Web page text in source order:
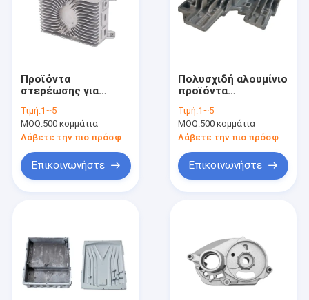
Προϊόντα
στερέωσης για
εξοπλισμούς από
αλουμίνιο ακριβούς
χύτευσης
Τιμή:1~5
MOQ:500 κομμάτια
Λάβετε την πιο πρόσφατη τιμή
Επικοινωνήστε
Πολυσχιδή αλουμίνιο
προϊόντα
χύτευσης υψηλής
ακρίβειας ελαφρύ
Τιμή:1~5
MOQ:500 κομμάτια
Επικοινωνήστε